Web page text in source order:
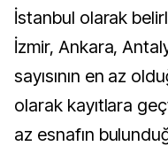
İstanbul olarak
İzmir, Ankara,
sayısının en az
olarak kayıtlara
az esnafın